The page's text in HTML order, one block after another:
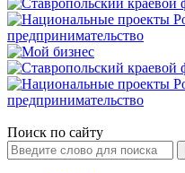
Поиск по сайту